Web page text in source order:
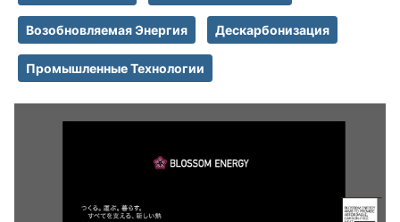
Возобновляемая Энергия Дескарбонизация
Промышленные Технологии